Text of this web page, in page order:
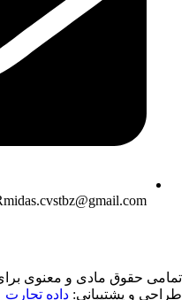
تمامی حقوق مادی و معنوی
طراحی و پشتیبانی: داده تجارت